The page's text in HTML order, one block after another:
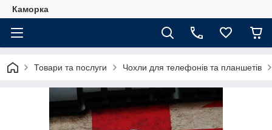
Каморка
Товари та послуги Чохли для телефонів та планшетів